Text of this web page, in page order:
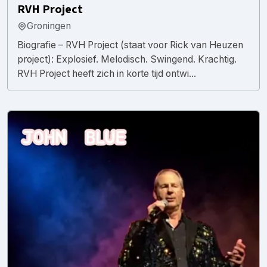
RVH Project
Groningen
Biografie – RVH Project (staat voor Rick van Heuzen
project): Explosief. Melodisch. Swingend. Krachtig.
RVH Project heeft zich in korte tijd ontwi...